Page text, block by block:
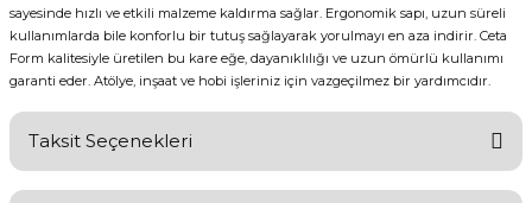
sayesinde hızlı ve etkili malzeme kaldırma sağlar. Ergonomik sapı, uzun süreli
kullanımlarda bile konforlu bir tutuş sağlayarak yorulmayı en aza indirir. Ceta
Form kalitesiyle üretilen bu kare eğe, dayanıklılığı ve uzun ömürlü kullanımı
garanti eder. Atölye, inşaat ve hobi işleriniz için vazgeçilmez bir yardımcıdır.
Taksit Seçenekleri